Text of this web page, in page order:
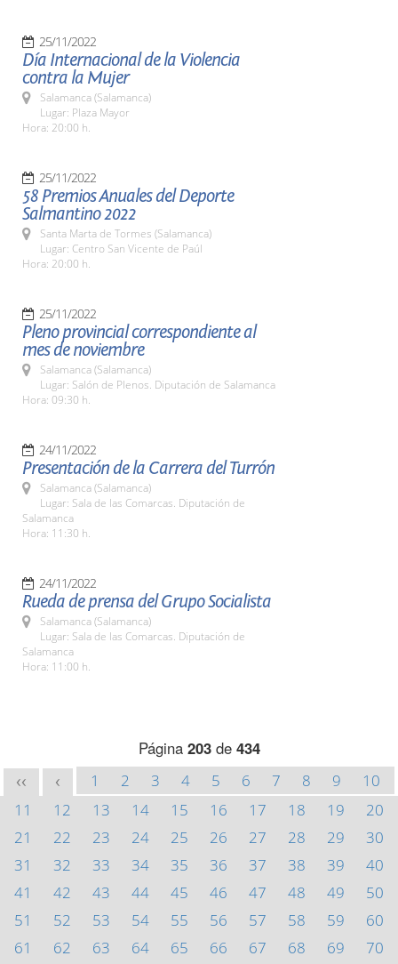
25/11/2022
Día Internacional de la Violencia
contra la Mujer
Salamanca (Salamanca)
Lugar: Plaza Mayor
Hora: 20:00 h.
25/11/2022
58 Premios Anuales del Deporte
Salmantino 2022
Santa Marta de Tormes (Salamanca)
Lugar: Centro San Vicente de Paúl
Hora: 20:00 h.
25/11/2022
Pleno provincial correspondiente al
mes de noviembre
Salamanca (Salamanca)
Lugar: Salón de Plenos. Diputación de Salamanca
Hora: 09:30 h.
24/11/2022
Presentación de la Carrera del Turrón
Salamanca (Salamanca)
Lugar: Sala de las Comarcas. Diputación de
Salamanca
Hora: 11:30 h.
24/11/2022
Rueda de prensa del Grupo Socialista
Salamanca (Salamanca)
Lugar: Sala de las Comarcas. Diputación de
Salamanca
Hora: 11:00 h.
Página 203de 434
<< < 1 2 3 4 5 6 7 8 9
10
11
12 13 14 15 16 17 18 19
20
21
22 23 24 25 26 27 28 29
30
31
32 33 34 35 36 37 38 39
40
41
42 43 44 45 46 47 48 49
50
51
52 53 54 55 56 57 58 59
60
61
62 63 64 65 66 67 68 69
70